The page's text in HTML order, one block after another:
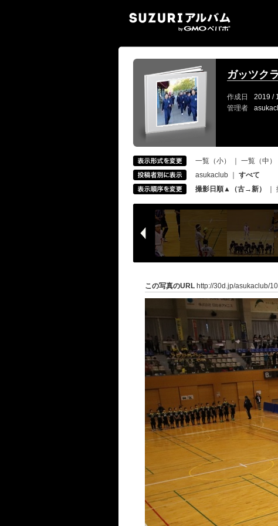
ガッツク
作成日 2019 /
管理者
一覧（小） 一覧（中）
asukaclub
すべて
撮影日順▲（古→新）
この写真のURL http://30d.jp/asukaclub/